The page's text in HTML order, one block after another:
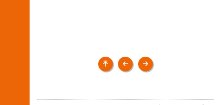
Veranstaltungen
Wir
schreiben
Wir
ernten
Obst